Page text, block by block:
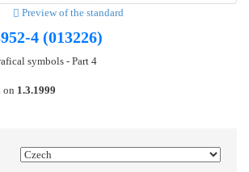
Preview of the standard
4 (013226)
symbols - Part 4
on 1.3.1999